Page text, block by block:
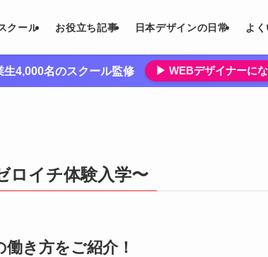
クール お役立ち記事 日本デザインの日常 よ
生4,000名のスクール監修 ▶︎ WEBデザイナーに
ロイチ体験入学〜
き方をご紹介！